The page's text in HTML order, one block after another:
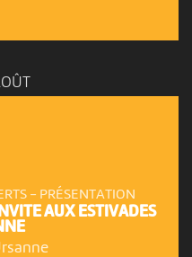
- PRÉSENTATION
AUX ESTIVADES